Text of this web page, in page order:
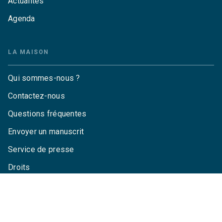
Agenda
LA MAISON
Qui sommes-nous ?
Contactez-nous
Questions fréquentes
Envoyer un manuscrit
Service de presse
Droits